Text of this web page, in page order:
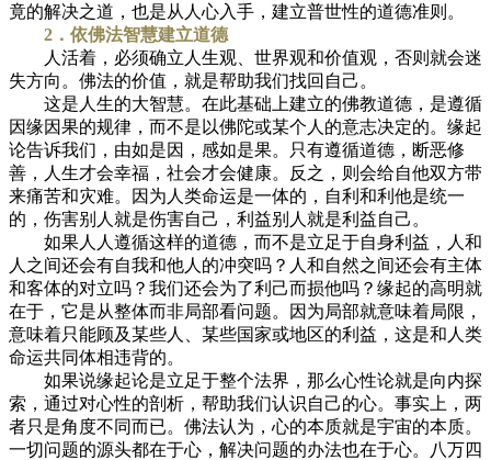
竟的解决之道，也是从人心入手，建立普世性的道德准则。
2．依佛法智慧建立道德
人活着，必须确立人生观、世界观和价值观，否则就会迷
失方向。佛法的价值，就是帮助我们找回自己。
这是人生的大智慧。在此基础上建立的佛教道德，是遵循
因缘因果的规律，而不是以佛陀或某个人的意志决定的。缘起
论告诉我们，由如是因，感如是果。只有遵循道德，断恶修
善，人生才会幸福，社会才会健康。反之，则会给自他双方带
来痛苦和灾难。因为人类命运是一体的，自利和利他是统一
的，伤害别人就是伤害自己，利益别人就是利益自己。
如果人人遵循这样的道德，而不是立足于自身利益，人和
人之间还会有自我和他人的冲突吗？人和自然之间还会有主体
和客体的对立吗？我们还会为了利己而损他吗？缘起的高明就
在于，它是从整体而非局部看问题。因为局部就意味着局限，
意味着只能顾及某些人、某些国家或地区的利益，这是和人类
命运共同体相违背的。
如果说缘起论是立足于整个法界，那么心性论就是向内探
索，通过对心性的剖析，帮助我们认识自己的心。事实上，两
者只是角度不同而已。佛法认为，心的本质就是宇宙的本质。
一切问题的源头都在于心，解决问题的办法也在于心。八万四